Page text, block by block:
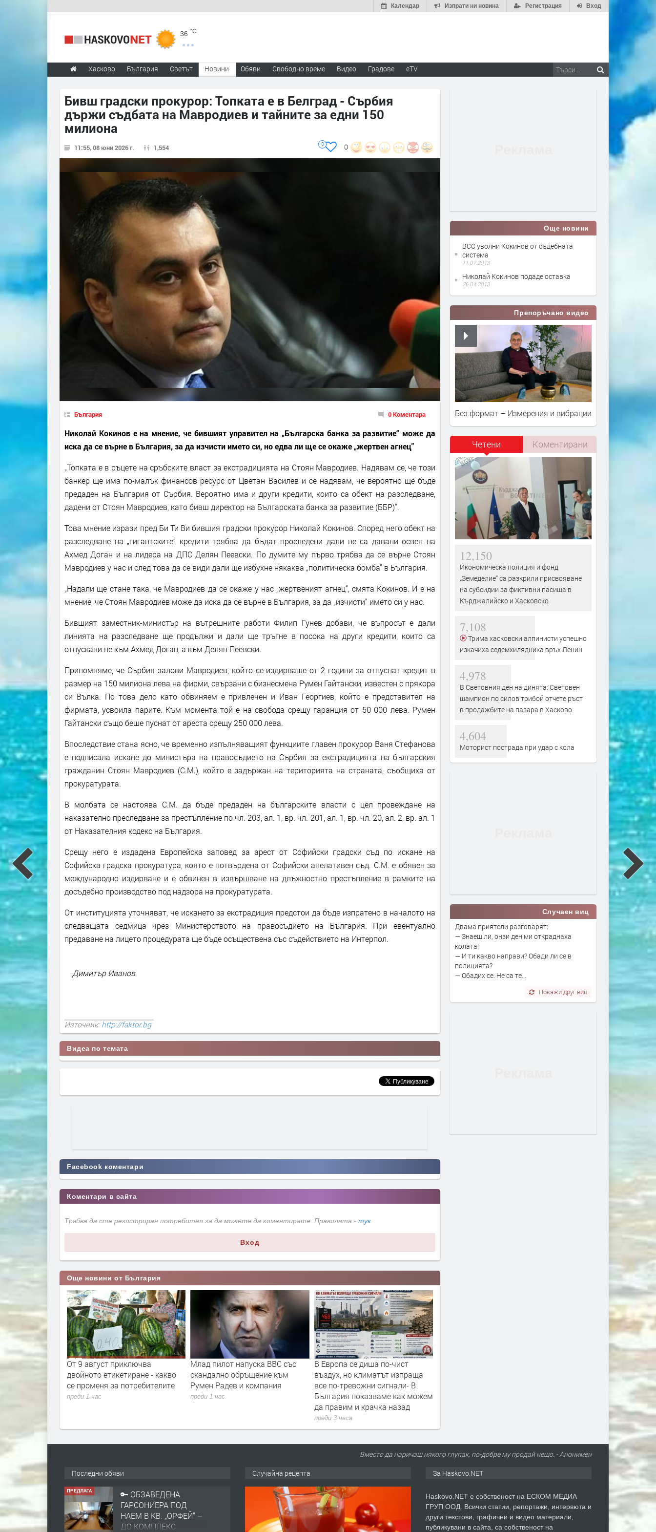
Вход
Регистрация
Изпрати ни новина
Календар
36 °C
Хасково България Светът Новини Обяви Свободно време Видео Градове eTV
Бивш градски прокурор: Топката е в Белград - Сърбия
държи съдбата на Мавродиев и тайните за едни 150
милиона
11:55, 08 юни 2026 г. 1,554 0
0
България 0 Коментара
Николай Кокинов е на мнение, че бившият управител на „Българска банка за развитие“ може да
иска да се върне в България, за да изчисти името си, но едва ли ще се окаже „жертвен агнец"
„Топката е в ръцете на сръбските власт за екстрадицията на Стоян Мавродиев. Надявам се, че този
банкер ще има по-малък финансов ресурс от Цветан Василев и се надявам, че вероятно ще бъде
предаден на България от Сърбия. Вероятно има и други кредити, които са обект на разследване,
дадени от Стоян Мавродиев, като бивш директор на Българската банка за развитие (ББР)".
Това мнение изрази пред Би Ти Ви бившия градски прокурор Николай Кокинов. Според него обект на
разследване на „гигантските“ кредити трябва да бъдат проследени дали не са давани освен на
Ахмед Доган и на лидера на ДПС Делян Пеевски. По думите му първо трябва да се върне Стоян
Мавродиев у нас и след това да се види дали ще избухне някаква „политическа бомба“ в България.
„Надали ще стане така, че Мавродиев да се окаже у нас „жертвеният агнец“, смята Кокинов. И е на
мнение, че Стоян Мавродиев може да иска да се върне в България, за да „изчисти“ името си у нас.
Бившият заместник-министър на вътрешните работи Филип Гунев добави, че въпросът е дали
линията на разследване ще продължи и дали ще тръгне в посока на други кредити, които са
отпускани не към Ахмед Доган, а към Делян Пеевски.
Припомняме, че Сърбия залови Мавродиев, който се издирваше от 2 години за отпуснат кредит в
размер на 150 милиона лева на фирми, свързани с бизнесмена Румен Гайтански, известен с прякора
си Вълка. По това дело като обвиняем е привлечен и Иван Георгиев, който е представител на
фирмата, усвоила парите. Към момента той е на свобода срещу гаранция от 50 000 лева. Румен
Гайтански също беше пуснат от ареста срещу 250 000 лева.
Впоследствие стана ясно, че временно изпълняващият функциите главен прокурор Ваня Стефанова
е подписала искане до министъра на правосъдието на Сърбия за екстрадицията на българския
гражданин Стоян Мавродиев (С.М.), който е задържан на територията на страната, съобщиха от
прокуратурата.
В молбата се настоява С.М. да бъде предаден на българските власти с цел провеждане на
наказателно преследване за престъпление по чл. 203, ал. 1, вр. чл. 201, ал. 1, вр. чл. 20, ал. 2, вр. ал. 1
от Наказателния кодекс на България.
Срещу него е издадена Европейска заповед за арест от Софийски градски съд по искане на
Софийска градска прокуратура, която е потвърдена от Софийски апелативен съд. С.М. е обявен за
международно издирване и е обвинен в извършване на длъжностно престъпление в рамките на
досъдебно производство под надзора на прокуратурата.
От институцията уточняват, че искането за екстрадиция предстои да бъде изпратено в началото на
следващата седмица чрез Министерството на правосъдието на България. При евентуално
предаване на лицето процедурата ще бъде осъществена със съдействието на Интерпол.
Димитър Иванов
Източник:http://faktor.bg
Видеа по темата
Facebook коментари
Коментари в сайта
Трябва да сте регистриран потребител за да можете да коментирате. Правилата - тук.
Вход
Още новини от България
ще провeрява
От 9 август приключва
двойното етикетиране - какво
се променя за потребителите
преди 1 час
Млад пилот напуска ВВС със
скандално обръщение към
Румен Радев и компания
преди 1 час
В Европа се диша по-чист
въздух, но климатът изпраща
все по-тревожни сигнали- В
България показваме как можем
да правим и крачка назад
преди 3 часа
Още новини
ВСС уволни Кокинов от съдебната
система
11.07.2013
Николай Кокинов подаде оставка
26.04.2013
Препоръчано видео
Без формат – Измерения и вибрации
Четени Коментирани
12,150
Икономическа полиция и фонд
„Земеделие“ са разкрили присвояване
на субсидии за фиктивни пасища в
Кърджалийско и Хасковско
7,108
Трима хасковски алпинисти успешно
изкачиха седемхилядника връх Ленин
4,978
В Световния ден на динята: Световен
шампион по силов трибой отчете ръст
в продажбите на пазара в Хасково
4,604
Моторист пострада при удар с кола
Случаен виц
Двама приятели разговарят:
— Знаеш ли, онзи ден ми откраднаха
колата!
— И ти какво направи? Обади ли се в
полицията?
— Обадих се. Не са те…
Покажи друг виц
Вместо да наричаш някого глупак, по-добре му продай нещо. - Анонимен
Последни обяви
ПРЕДЛАГА
🔑 ОБЗАВЕДЕНА
ГАРСОНИЕРА ПОД
НАЕМ В КВ. „ОРФЕЙ“ –
ДО КОМПЛЕКС
Случайна рецепта За Haskovo.NET
Haskovo.NET е собственост на ЕСКОМ МЕДИА
ГРУП ООД. Всички статии, репортажи, интервюта и
други текстови, графични и видео материали,
публикувани в сайта, са собственост на